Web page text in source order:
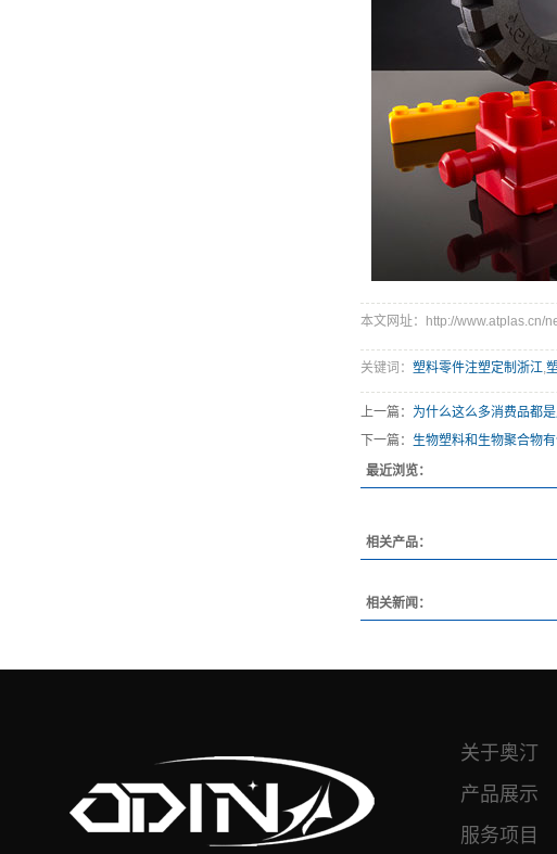
本文网址：http://www.atplas.cn/
关键词： 塑料零件注塑定制浙江,
上一篇： 为什么这么多消费品都
下一篇： 生物塑料和生物聚合物
最近浏览：
相关产品：
相关新闻：
关于奥汀
产品展示
服务项目